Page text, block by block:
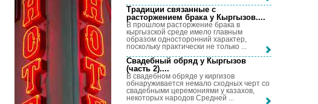
Традиции связанные с
расторжением брака у Кыргызов....
В прошлом расторжение брака в
кыргызской среде имело главным
образом односторонний характер,
поскольку практически не только ...
Свадебный обряд у Кыргызов
(часть 2)....
В свадебном обряде у киргизов
обнаруживается немало сходных черт со
свадебными церемониями у казахов,
некоторых народов Средней ...